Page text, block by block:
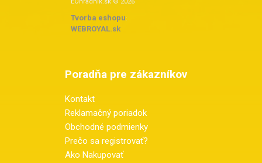
Tvorba eshopu:
WEBROYAL.sk
Poradňa pre zákazníkov
Kontakt
Reklamačný poriadok
Obchodné podmienky
Prečo sa registrovať?
Ako Nakupovať